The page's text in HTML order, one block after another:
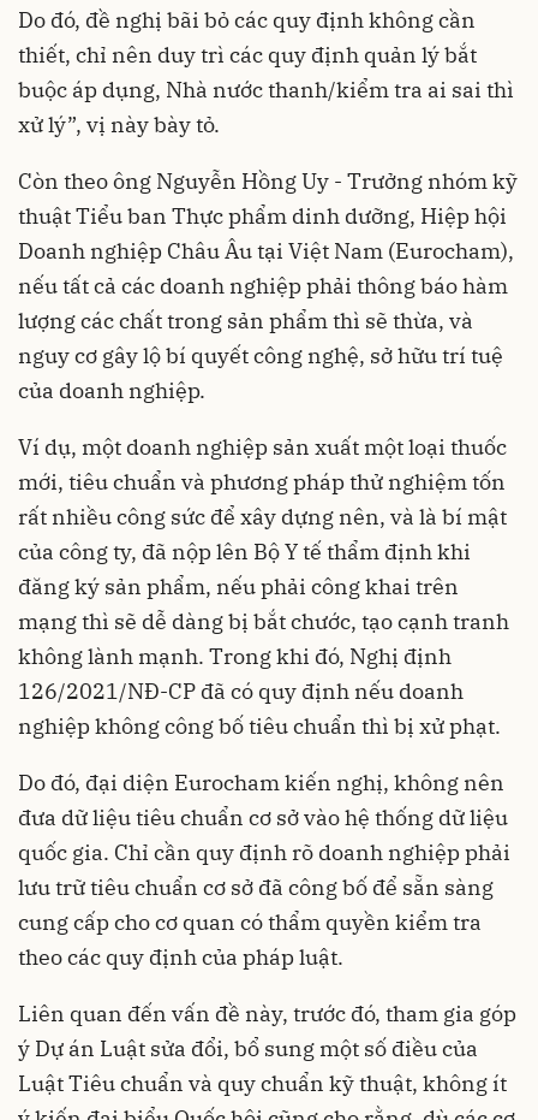
Do đó, đề nghị bãi bỏ các quy định không cần
thiết, chỉ nên duy trì các quy định quản lý bắt
buộc áp dụng, Nhà nước thanh/kiểm tra ai sai thì
xử lý”, vị này bày tỏ.
Còn theo ông Nguyễn Hồng Uy - Trưởng nhóm kỹ
thuật Tiểu ban Thực phẩm dinh dưỡng, Hiệp hội
Doanh nghiệp Châu Âu tại Việt Nam (Eurocham),
nếu tất cả các doanh nghiệp phải thông báo hàm
lượng các chất trong sản phẩm thì sẽ thừa, và
nguy cơ gây lộ bí quyết công nghệ, sở hữu trí tuệ
của doanh nghiệp.
Ví dụ, một doanh nghiệp sản xuất một loại thuốc
mới, tiêu chuẩn và phương pháp thử nghiệm tốn
rất nhiều công sức để xây dựng nên, và là bí mật
của công ty, đã nộp lên Bộ Y tế thẩm định khi
đăng ký sản phẩm, nếu phải công khai trên
mạng thì sẽ dễ dàng bị bắt chước, tạo cạnh tranh
không lành mạnh. Trong khi đó, Nghị định
126/2021/NĐ-CP đã có quy định nếu doanh
nghiệp không công bố tiêu chuẩn thì bị xử phạt.
Do đó, đại diện Eurocham kiến nghị, không nên
đưa dữ liệu tiêu chuẩn cơ sở vào hệ thống dữ liệu
quốc gia. Chỉ cần quy định rõ doanh nghiệp phải
lưu trữ tiêu chuẩn cơ sở đã công bố để sẵn sàng
cung cấp cho cơ quan có thẩm quyền kiểm tra
theo các quy định của pháp luật.
Liên quan đến vấn đề này, trước đó, tham gia góp
ý Dự án Luật sửa đổi, bổ sung một số điều của
Luật Tiêu chuẩn và quy chuẩn kỹ thuật, không ít